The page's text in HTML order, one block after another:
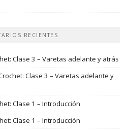
RECIENTES
Clase 3 – Varetas adelante y atrás
Clase 3 – Varetas adelante y
Clase 1 – Introducción
Clase 1 – Introducción